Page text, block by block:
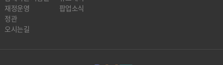
재정운영
정관
오시는길
팝업소식